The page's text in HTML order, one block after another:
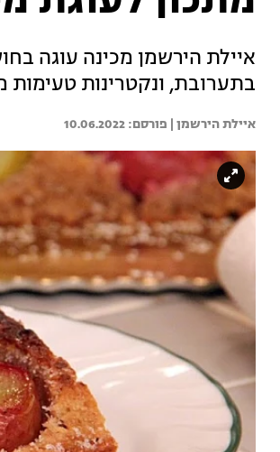
איילת הירשמן מכינה עוגה
בתערובת, ונקטרינות
איילת הירשמן | 10.06.2022